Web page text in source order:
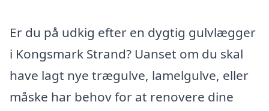
Er du på udkig efter en dygtig gulvlægger
i Kongsmark Strand? Uanset om du skal
have lagt nye trægulve, lamelgulve, eller
måske har behov for at renovere dine